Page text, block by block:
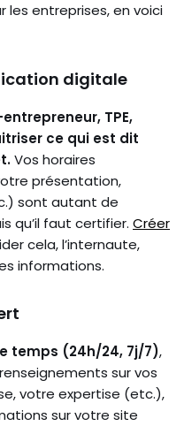
les entreprises, en voici
digitale
TPE,
ce qui est dit
Vos horaires
présentation,
sont autant de
qu’il faut certifier. Créer
cela, l’internaute,
informations.
temps (24h/24, 7j/7),
sur vos
votre expertise (etc.),
sur votre site